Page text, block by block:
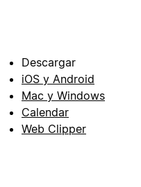
Descargar
iOS y Android
Mac y Windows
Calendar
Web Clipper